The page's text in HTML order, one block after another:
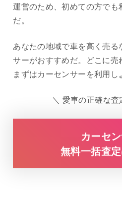
運営のため、初めての方でも
だ。
あなたの地域で車を高く売
サーがおすすめだ。どこに売
まずはカーセンサーを利用し
＼ 愛車の正確な査
カーセ
無料一括査